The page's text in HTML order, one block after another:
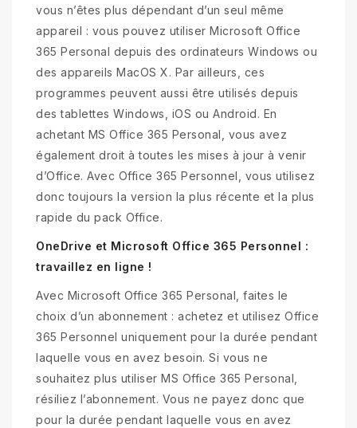
vous n’êtes plus dépendant d’un seul même
appareil : vous pouvez utiliser Microsoft Office
365 Personal depuis des ordinateurs Windows ou
des appareils MacOS X. Par ailleurs, ces
programmes peuvent aussi être utilisés depuis
des tablettes Windows, iOS ou Android. En
achetant MS Office 365 Personal, vous avez
également droit à toutes les mises à jour à venir
d’Office. Avec Office 365 Personnel, vous utilisez
donc toujours la version la plus récente et la plus
rapide du pack Office.
OneDrive et Microsoft Office 365 Personnel :
travaillez en ligne !
Avec Microsoft Office 365 Personal, faites le
choix d’un abonnement : achetez et utilisez Office
365 Personnel uniquement pour la durée pendant
laquelle vous en avez besoin. Si vous ne
souhaitez plus utiliser MS Office 365 Personal,
résiliez l’abonnement. Vous ne payez donc que
pour la durée pendant laquelle vous en avez